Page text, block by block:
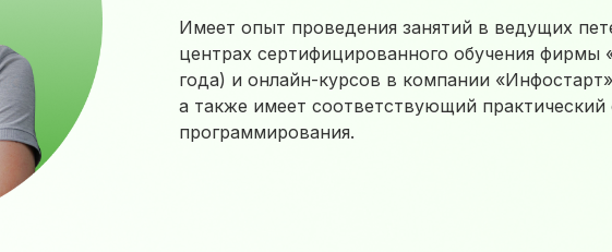
Имеет опыт проведения занятий в ведущих
центрах сертифицированного обучения фирмы
года) и онлайн-курсов в компании
а также имеет соответствующий практический
программирования.